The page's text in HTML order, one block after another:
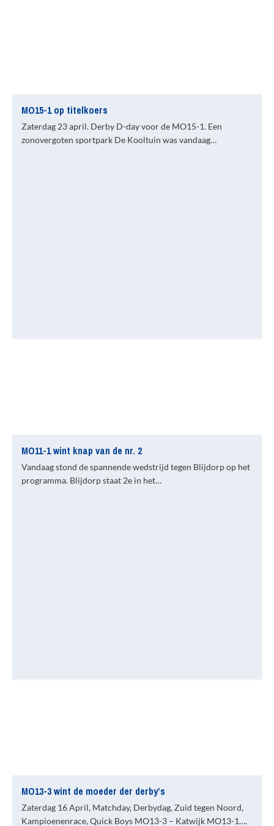
MO15-1 op titelkoers
Zaterdag 23 april. Derby D-day voor de MO15-1. Een
zonovergoten sportpark De Kooltuin was vandaag…
MO11-1 wint knap van de nr. 2
Vandaag stond de spannende wedstrijd tegen Blijdorp op het
programma. Blijdorp staat 2e in het…
MO13-3 wint de moeder der derby’s
Zaterdag 16 April, Matchday, Derbydag, Zuid tegen Noord,
Kampioenenrace, Quick Boys MO13-3 – Katwijk MO13-1….